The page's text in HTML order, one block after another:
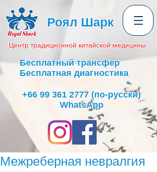
Роял Шарк
Центр традиционной китайской медицины
Бесплатный трансфер
Бесплатная диагностика
+66 99 361 2777 (по-русски)
WhatsApp
Межреберная невралгия